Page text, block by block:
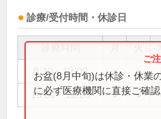
診療/受付時間・休診日
8:30～12:00 ● ●
15:00～18:00 ● ●
お盆(8月中旬)は休診・休業
に必ず医療機関に直接ご確認